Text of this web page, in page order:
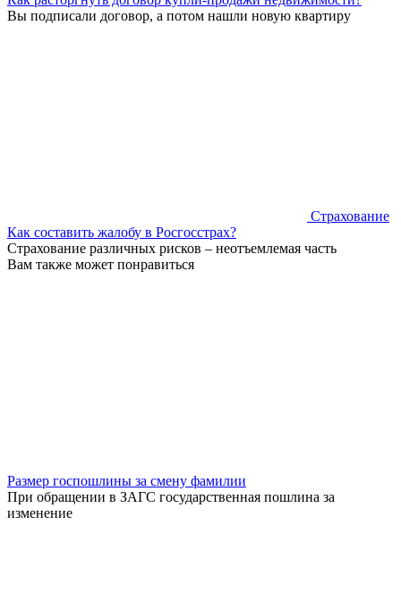
Вы подписали договор, а потом нашли новую квартиру
Страхование
Как составить жалобу в Росгосстрах?
Страхование различных рисков – неотъемлемая часть
Вам также может понравиться
Размер госпошлины за смену фамилии
При обращении в ЗАГС государственная пошлина за
изменение